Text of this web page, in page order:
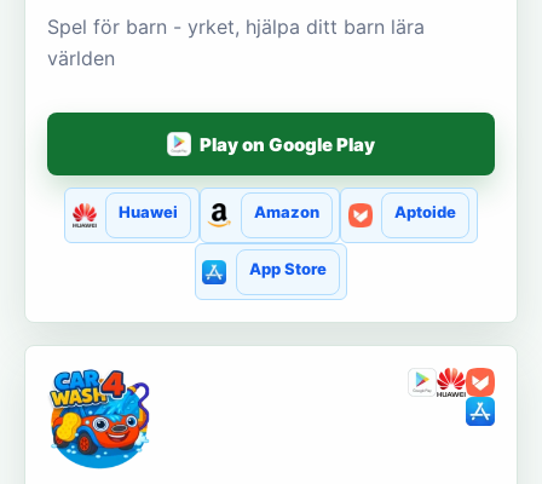
Spel för barn - yrket, hjälpa ditt barn lära
världen
Play on Google Play
Huawei Amazon Aptoide
App Store